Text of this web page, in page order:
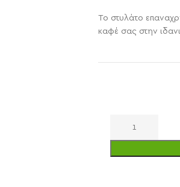
Το στυλάτο
καφέ σας στην